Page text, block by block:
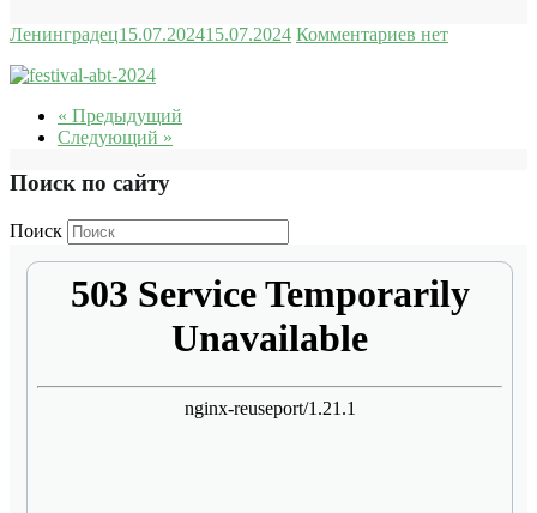
Ленинградец15.07.202415.07.2024 Комментариев нет
« Предыдущий
Следующий »
Поиск по сайту
Поиск